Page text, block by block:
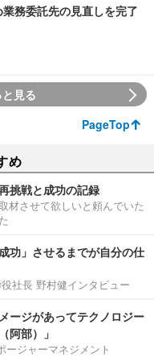
務委託先の見直しを完了
見る
PageTop
め
挑戦と成功の記録
材させて欲しいと頼んでいた
功」させるまでが自分の仕
社長 野村健インタビュー
ージがあってテクノロジー
阿部）」
ージャーマネジメント